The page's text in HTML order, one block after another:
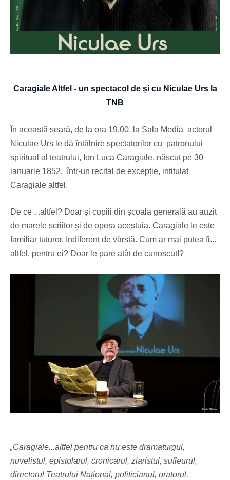
Caragiale Altfel - un spectacol de și cu Niculae Urs la
TNB
În această seară, de la ora 19.00, la Sala Media actorul
Niculae Urs le dă întâlnire spectatorilor cu patronului
spiritual al teatrului, Ion Luca Caragiale, născut pe 30
ianuarie 1852, într-un recital de excepție, intitulat
Caragiale altfel.
De ce ...altfel? Doar și copiii din școala generală au auzit
de marele scriitor și de opera acestuia. Caragiale le este
familiar tuturor. Indiferent de vârstă. Cum ar mai putea fi...
altfel, pentru ei? Doar le pare atât de cunoscut!?
„Caragiale...altfel pentru ca nu este dramaturgul,
nuvelistul, epistolarul, cronicarul, ziaristul, sufleurul,
directorul Teatrului Național, politicianul, oratorul,